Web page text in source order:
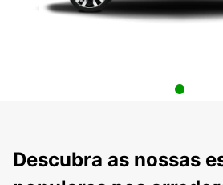
Descubra as nossas